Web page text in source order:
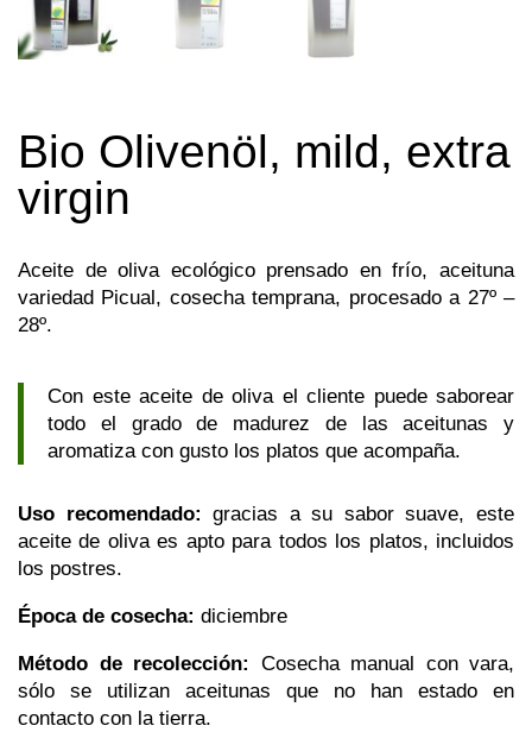
Bio Olivenöl, mild, extra
virgin
Aceite de oliva ecológico prensado en frío, aceituna
variedad Picual, cosecha temprana, procesado a 27º –
28º.
Con este aceite de oliva el cliente puede saborear
todo el grado de madurez de las aceitunas y
aromatiza con gusto los platos que acompaña.
Uso recomendado: gracias a su sabor suave, este
aceite de oliva es apto para todos los platos, incluidos
los postres.
Época de cosecha: diciembre
Método de recolección:
Cosecha manual con vara,
sólo se utilizan aceitunas que no han estado en
contacto con la tierra.